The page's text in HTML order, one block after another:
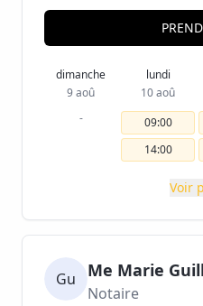
dimanche
9 aoû
-
lundi
10 aoû
09:00
14:00
Voir
Gu Me Marie
Notaire